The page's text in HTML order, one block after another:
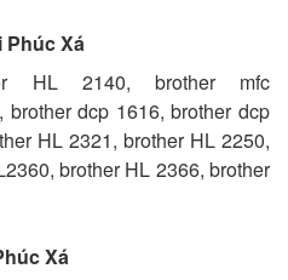
Xá
HL 2140, brother mfc
dcp 1616, brother dcp
HL 2321, brother HL 2250,
brother HL 2366, brother
Xá